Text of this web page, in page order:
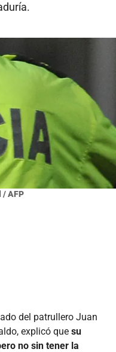
/ AFP
del patrullero Juan
explicó que su
no sin tener la